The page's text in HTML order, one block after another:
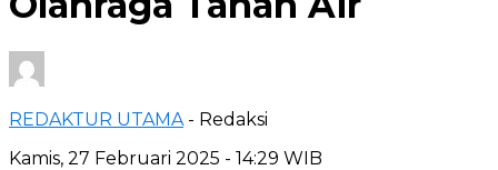
REDAKTUR UTAMA - Redaksi
Kamis, 27 Februari 2025 - 14:29 WIB